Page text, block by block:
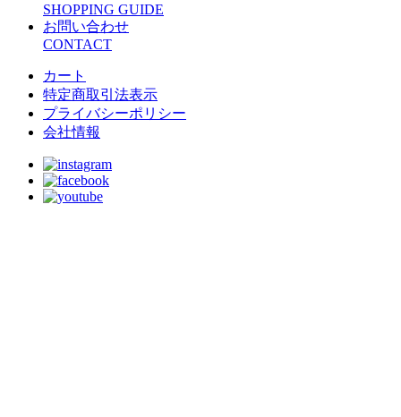
SHOPPING GUIDE
お問い合わせ
CONTACT
カート
特定商取引法表示
プライバシーポリシー
会社情報